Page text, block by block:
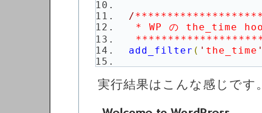
/
add_filter ( ' the_time
function startime
実行結果はこんな感じです